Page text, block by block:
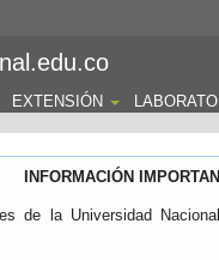
EXTENSIÓN
INFORMACIÓN
de la Universidad